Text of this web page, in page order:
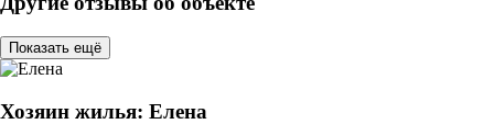
Показать ещё
Хозяин жилья: Елена